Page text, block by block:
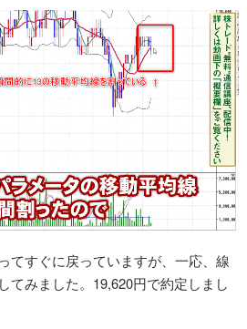
てすぐに戻っていますが、一応、線
てみました。19,620円で約定しまし